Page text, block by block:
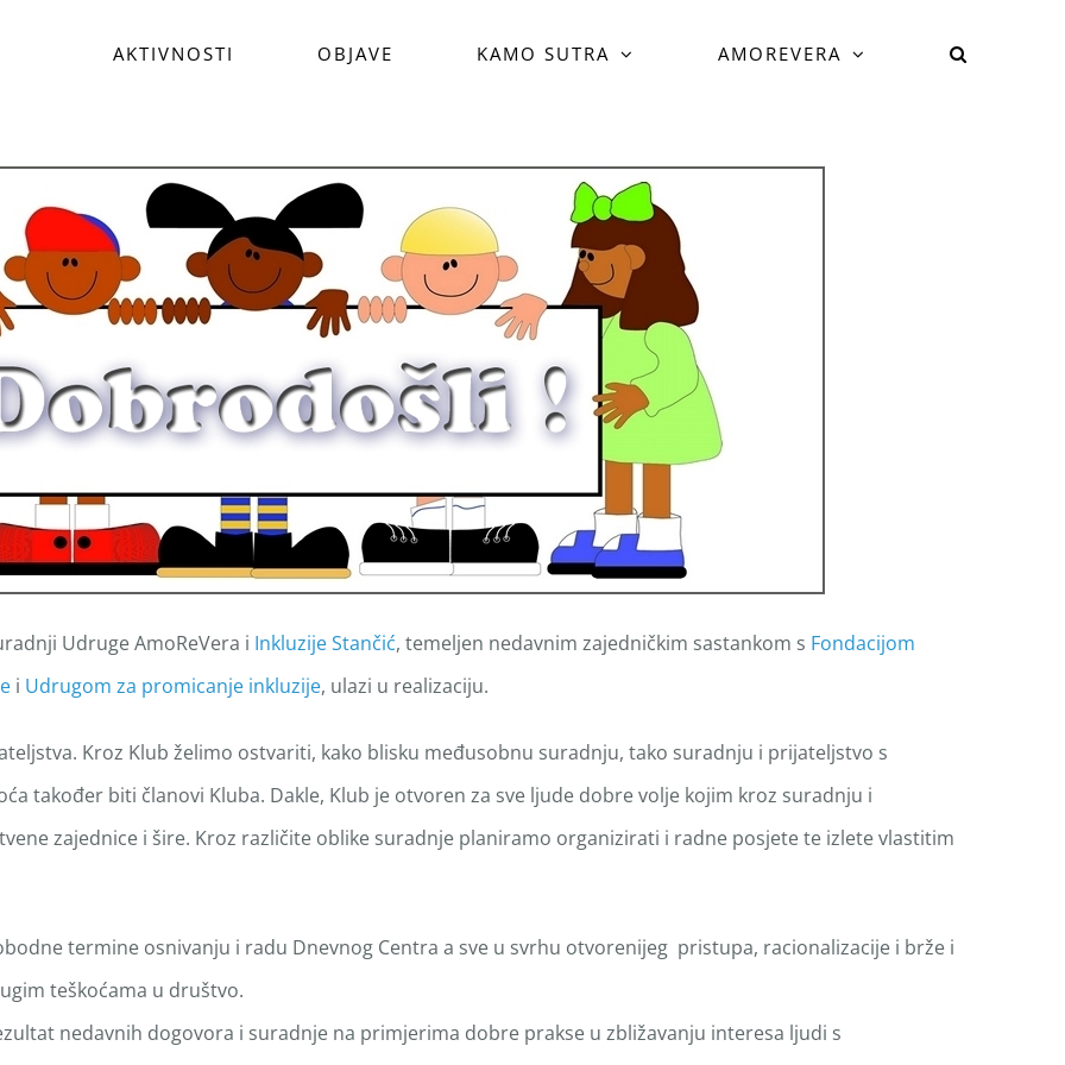
AKTIVNOSTI OBJAVE KAMO SUTRA AMOREVERA
Udruge AmoReVera i Inkluzije Stančić, temeljen nedavnim zajedničkim sastankom s Fondacijom
i Udrugom za promicanje inkluzije, ulazi u realizaciju.
Kroz Klub želimo ostvariti, kako blisku međusobnu suradnju, tako suradnju i prijateljstvo s
također biti članovi Kluba. Dakle, Klub je otvoren za sve ljude dobre volje kojim kroz suradnju i
zajednice i šire. Kroz različite oblike suradnje planiramo organizirati i radne posjete te izlete vlastitim
termine osnivanju i radu Dnevnog Centra a sve u svrhu otvorenijeg pristupa, racionalizacije i brže i
teškoćama u društvo.
nedavnih dogovora i suradnje na primjerima dobre prakse u zbližavanju interesa ljudi s